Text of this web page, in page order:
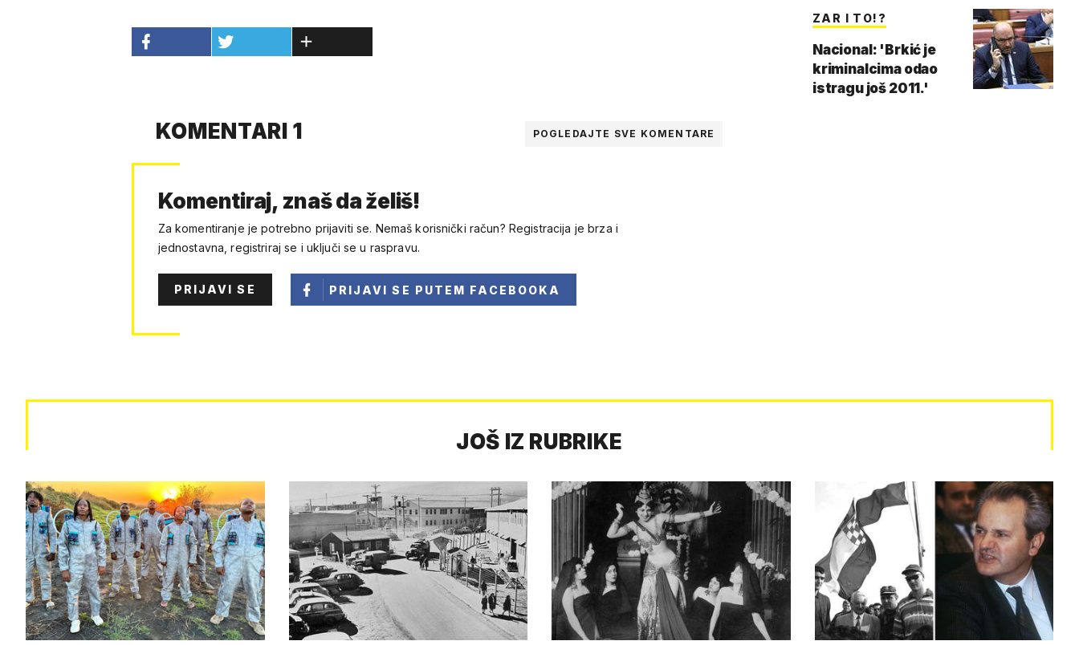
KOMENTARI 1 POGLEDAJTE SVE KOMENTARE
Komentiraj, znaš da želiš!
Za komentiranje je potrebno prijaviti se. Nemaš korisnički račun? Registracija je brza i
jednostavna, registriraj se i uključi se u raspravu.
PRIJAVI SE PRIJAVI SE PUTEM FACEBOOKA
ZAR I TO!?
Nacional: 'Brkić je
kriminalcima odao
istragu još 2011.'
JOŠ IZ RUBRIKE